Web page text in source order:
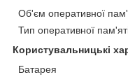
Об'єм оперативної
Тип оперативної
Користувальницькі
Батарея